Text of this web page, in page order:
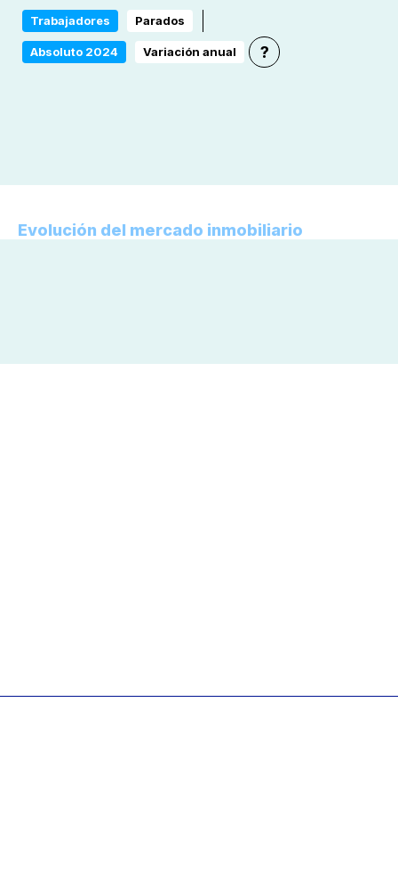
?
Trabajadores Parados
Absoluto 2024 Variación anual
Evolución del mercado inmobiliario